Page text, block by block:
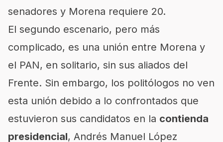
senadores y Morena requiere 20.
El segundo escenario, pero más
complicado, es una unión entre Morena y
el PAN, en solitario, sin sus aliados del
Frente. Sin embargo, los politólogos no ven
esta unión debido a lo confrontados que
estuvieron sus candidatos en la contienda
presidencial, Andrés Manuel López